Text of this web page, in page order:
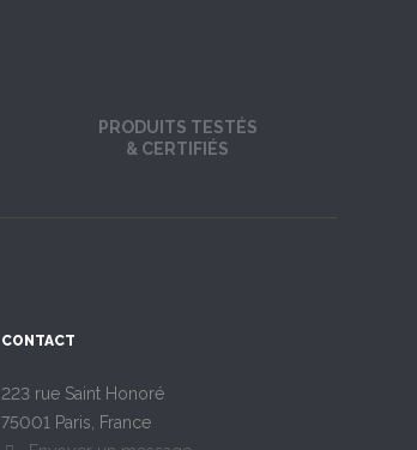
PRODUITS TESTÉS
& CERTIFIÉS
CONTACT
223 rue Saint Honoré
75001 Paris, France